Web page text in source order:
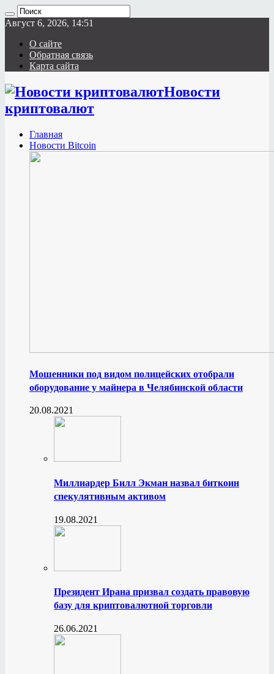
Август 6, 2026, 14:51
О сайте
Обратная связь
Карта сайта
Новости
криптовалют
Главная
Новости Bitcoin
Мошенники под видом полицейских отобрали
оборудование у майнера в Челябинской области
20.08.2021
Миллиардер Билл Экман назвал биткоин
спекулятивным активом
19.08.2021
Президент Ирана призвал создать правовую
базу для криптовалютной торговли
26.06.2021